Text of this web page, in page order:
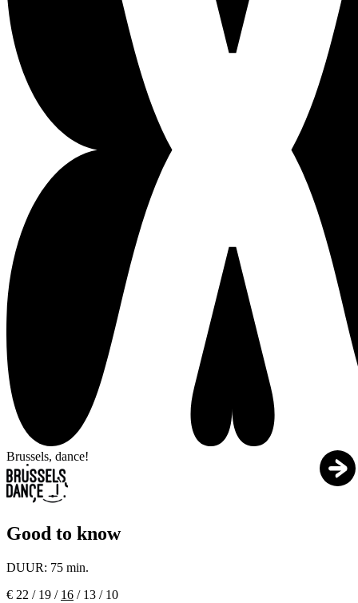
Brussels, dance!
Good to know
DUUR: 75 min.
€ 22 / 19 / 16 / 13 / 10